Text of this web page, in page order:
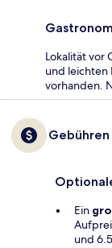
Lokalität vor
und leichten
vorhanden.
Ein
und